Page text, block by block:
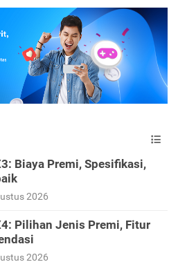
Biaya Premi, Spesifikasi,
2026
Pilihan Jenis Premi, Fitur
2026